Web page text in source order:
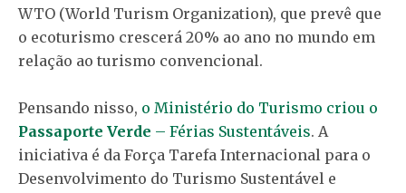
WTO (World Turism Organization), que prevê que
o ecoturismo crescerá 20% ao ano no mundo em
relação ao turismo convencional.
Pensando nisso, o Ministério do Turismo criou o
Passaporte Verde – Férias Sustentáveis. A
iniciativa é da Força Tarefa Internacional para o
Desenvolvimento do Turismo Sustentável e